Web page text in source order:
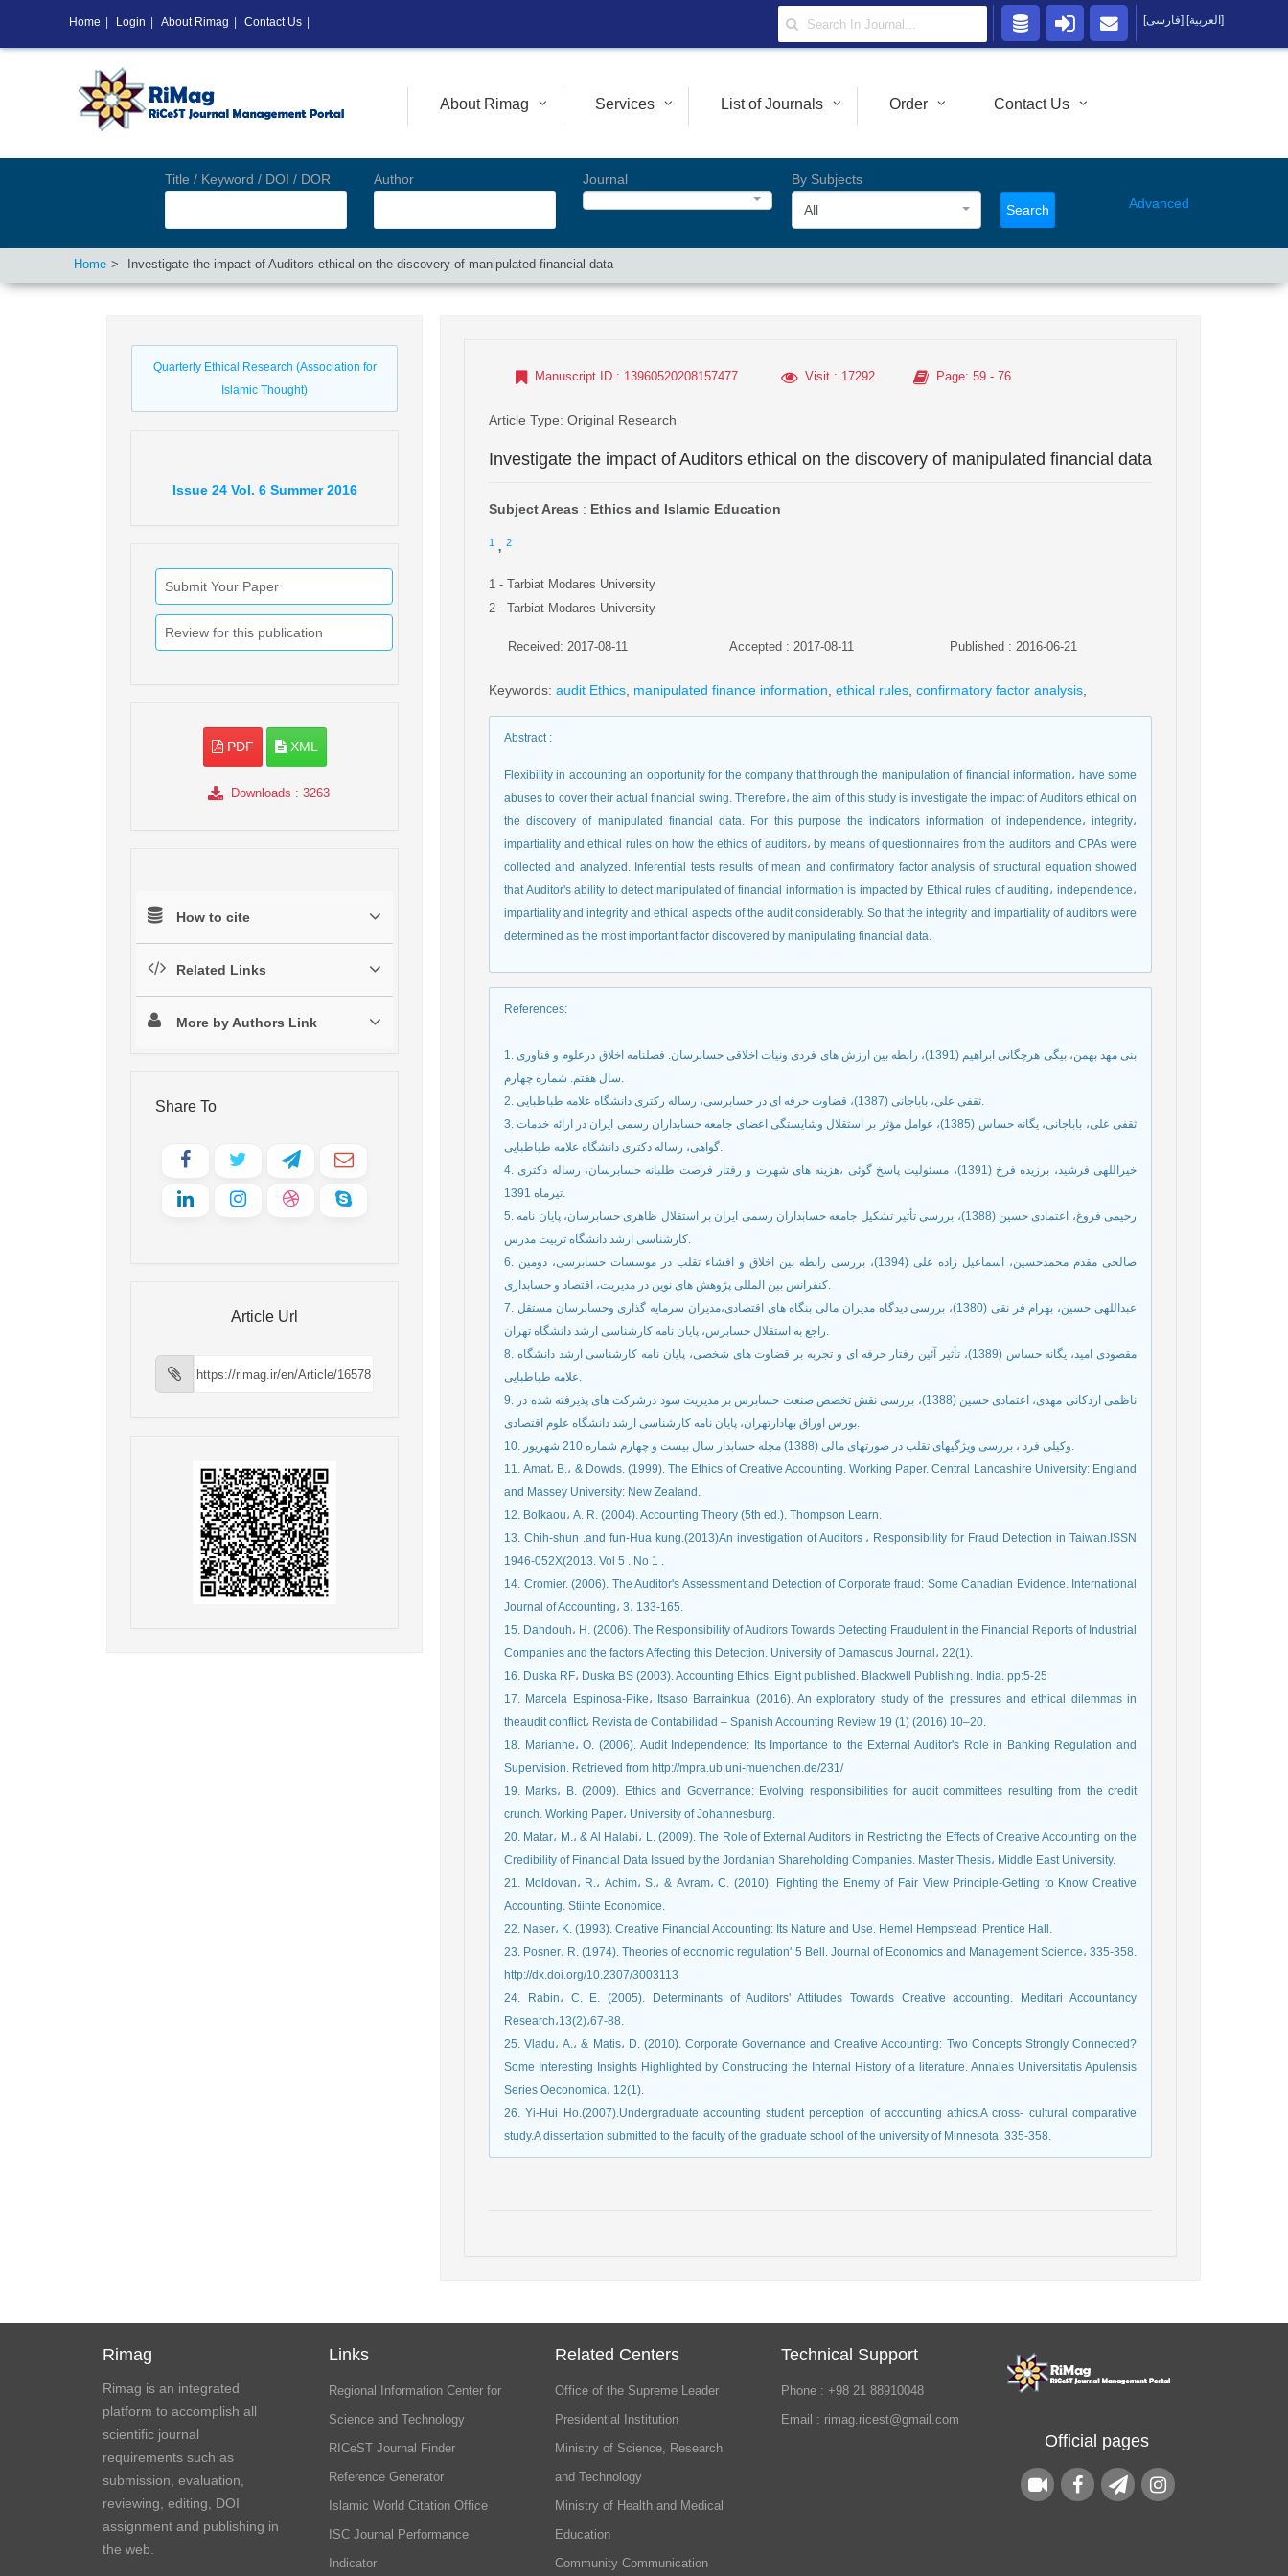
About Rimag Services List of Journals Order Contact Us
Title / Keyword / DOI / DOR Author Journal
By Subjects
All
Search Advanced
Home Investigate the impact of Auditors ethical on the discovery of manipulated financial data
Quarterly Ethical Research (Association for
Islamic Thought)
Issue24 Vol. 6 Summer 2016
Submit Your Paper
Review for this publication
PDF XML
Downloads : 3263
How to cite
Related Links
More by Authors Link
Share To
Article Url
Manuscript ID : 13960520208157477 Visit: 17292 Page: 59 - 76
Article Type: Original Research
Investigate the impact of Auditors ethical on the discovery of manipulated financial data
Subject Areas : Ethics and Islamic Education
1 , 2
1 - Tarbiat Modares University
2 - Tarbiat Modares University
Received: 2017-08-11 Accepted : 2017-08-11 Published : 2016-06-21
Keywords: audit Ethics manipulated finance information ethical rules confirmatory factor analysis
Abstract:
Flexibility in accounting an opportunity for the company that through the manipulation of financial information، have some
abuses to cover their actual financial swing. Therefore، the aim of this study is investigate the impact of Auditors ethical on
the discovery of manipulated financial data. For this purpose the indicators information of independence، integrity،
impartiality and ethical rules on how the ethics of auditors، by means of questionnaires from the auditors and CPAs were
collected and analyzed. Inferential tests results of mean and confirmatory factor analysis of structural equation showed
that Auditor's ability to detect manipulated of financial information is impacted by Ethical rules of auditing، independence،
impartiality and integrity and ethical aspects of the audit considerably. So that the integrity and impartiality of auditors were
determined as the most important factor discovered by manipulating financial data.
References:
1. بنی مهد بهمن، بیگی هرچگانی ابراهیم (1391)، رابطه بین ارزش های فردی ونیات اخلاقی حسابرسان. فصلنامه اخلاق درعلوم و فناوری
سال هفتم. شماره چهارم.
2. ثقفی علی، باباجانی (1387)، قضاوت حرفه ای در حسابرسی، رساله رکتری دانشگاه علامه طباطبایی.
3. ثقفی علی، باباجانی، یگانه حساس (1385)، عوامل مؤثر بر استقلال وشایستگی اعضای جامعه حسابداران رسمی ایران در ارائه خدمات
گواهی، رساله دکتری دانشگاه علامه طباطبایی.
4. خیراللهی فرشید، برزیده فرخ (1391)، مسئولیت پاسخ گوئی ،هزینه های شهرت و رفتار فرصت طلبانه حسابرسان، رساله دکتری
تیرماه 1391.
5. رحیمی فروغ، اعتمادی حسین (1388)، بررسی تأثیر تشکیل جامعه حسابداران رسمی ایران بر استقلال ظاهری حسابرسان، پایان نامه
کارشناسی ارشد دانشگاه تربیت مدرس.
6. صالحی مقدم محمدحسین، اسماعیل زاده علی (1394)، بررسی رابطه بین اخلاق و افشاء تقلب در موسسات حسابرسی، ﺩﻭﻣﯿﻦ
ﮐﻨﻔﺮﺍﻧﺲ ﺑﯿﻦ ﺍﻟﻤﻠﻠﯽ ﭘﮋﻭﻫﺶ ﻫﺎﯼ ﻧﻮﯾﻦ ﺩﺭ ﻣﺪﯾﺮﯾﺖ، ﺍﻗﺘﺼﺎﺩ ﻭ ﺣﺴﺎﺑﺪﺍﺭﯼ.
7. عبداللهی حسین، بهرام فر نقی (1380)، بررسی دیدگاه مدیران مالی بنگاه های اقتصادی،مدیران سرمایه گذاری وحسابرسان مستقل
راجع به استقلال حسابرس، پایان نامه کارشناسی ارشد دانشگاه تهران.
8. مقصودی امید، یگانه حساس (1389)، تأثیر آئین رفتار حرفه ای و تجربه بر قضاوت های شخصی، پایان نامه کارشناسی ارشد دانشگاه
علامه طباطبایی.
9. ناظمی اردکانی مهدی، اعتمادی حسین (1388)، بررسی نقش تخصص صنعت حسابرس بر مدیریت سود درشرکت های پذیرفته شده در
بورس اوراق بهادارتهران، پایان نامه کارشناسی ارشد دانشگاه علوم اقتصادی.
10. وکیلی فرد ، بررسی ویژگیهای تقلب در صورتهای مالی (1388) مجله حسابدار سال بیست و چهارم شماره 210 شهریور.
11. Amat، B.، & Dowds. (1999). The Ethics of Creative Accounting. Working Paper. Central Lancashire University: England
and Massey University: New Zealand.
12. Bolkaou، A. R. (2004). Accounting Theory (5th ed.). Thompson Learn.
13. Chih-shun .and fun-Hua kung.(2013)An investigation of Auditors ، Responsibility for Fraud Detection in Taiwan.ISSN
1946-052X(2013. Vol 5 . No 1 .
14. Cromier. (2006). The Auditor's Assessment and Detection of Corporate fraud: Some Canadian Evidence. International
Journal of Accounting، 3، 133-165.
15. Dahdouh، H. (2006). The Responsibility of Auditors Towards Detecting Fraudulent in the Financial Reports of Industrial
Companies and the factors Affecting this Detection. University of Damascus Journal، 22(1).
16. Duska RF، Duska BS (2003). Accounting Ethics. Eight published. Blackwell Publishing. India. pp:5-25
17. Marcela Espinosa-Pike، Itsaso Barrainkua (2016). An exploratory study of the pressures and ethical dilemmas in
theaudit conflict، Revista de Contabilidad – Spanish Accounting Review 19 (1) (2016) 10–20.
18. Marianne، O. (2006). Audit Independence: Its Importance to the External Auditor's Role in Banking Regulation and
Supervision. Retrieved from http://mpra.ub.uni-muenchen.de/231/
19. Marks، B. (2009). Ethics and Governance: Evolving responsibilities for audit committees resulting from the credit
crunch. Working Paper، University of Johannesburg.
20. Matar، M.، & Al Halabi، L. (2009). The Role of External Auditors in Restricting the Effects of Creative Accounting on the
Credibility of Financial Data Issued by the Jordanian Shareholding Companies. Master Thesis، Middle East University.
21. Moldovan، R.، Achim، S.، & Avram، C. (2010). Fighting the Enemy of Fair View Principle-Getting to Know Creative
Accounting. Stiinte Economice.
22. Naser، K. (1993). Creative Financial Accounting: Its Nature and Use. Hemel Hempstead: Prentice Hall.
23. Posner، R. (1974). Theories of economic regulation' 5 Bell. Journal of Economics and Management Science، 335-358.
http://dx.doi.org/10.2307/3003113
24. Rabin، C. E. (2005). Determinants of Auditors' Attitudes Towards Creative accounting. Meditari Accountancy
Research،13(2)،67-88.
25. Vladu، A.، & Matis، D. (2010). Corporate Governance and Creative Accounting: Two Concepts Strongly Connected?
Some Interesting Insights Highlighted by Constructing the Internal History of a literature. Annales Universitatis Apulensis
Series Oeconomica، 12(1).
26. Yi-Hui Ho.(2007).Undergraduate accounting student perception of accounting athics.A cross- cultural comparative
study.A dissertation submitted to the faculty of the graduate school of the university of Minnesota. 335-358.
Rimag
Rimag is an integrated
platform to accomplish all
scientific journal
requirements such as
submission, evaluation,
reviewing, editing, DOI
assignment and publishing in
the web.
Links
Regional Information Center for
Science and Technology
RICeST Journal Finder
Reference Generator
Islamic World Citation Office
ISC Journal Performance
Indicator
Related Centers
Office of the Supreme Leader
Presidential Institution
Ministry of Science, Research
and Technology
Ministry of Health and Medical
Education
Community Communication
Technical Support
Phone : +98 21 88910048
Email : rimag.ricest@gmail.com
Official pages
Home Login About Rimag Contact Us [فارسی] [العربية]